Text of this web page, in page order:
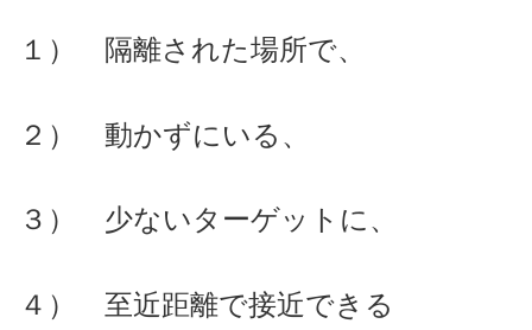
１） 隔離された場所で、
２） 動かずにいる、
３） 少ないターゲットに、
４） 至近距離で接近できる